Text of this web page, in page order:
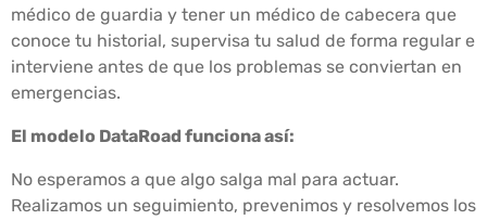
médico de guardia y tener un médico de cabecera que
conoce tu historial, supervisa tu salud de forma regular e
interviene antes de que los problemas se conviertan en
emergencias.
El modelo DataRoad funciona así:
No esperamos a que algo salga mal para actuar.
Realizamos un seguimiento, prevenimos y resolvemos los